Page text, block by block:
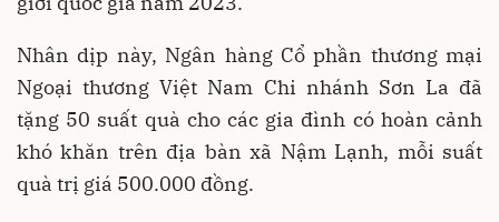
Nhân dịp này, Ngân hàng Cổ phần thương mại
Ngoại thương Việt Nam Chi nhánh Sơn La đã
tặng 50 suất quà cho các gia đình có hoàn cảnh
khó khăn trên địa bàn xã Nậm Lạnh, mỗi suất
quà trị giá 500.000 đồng.